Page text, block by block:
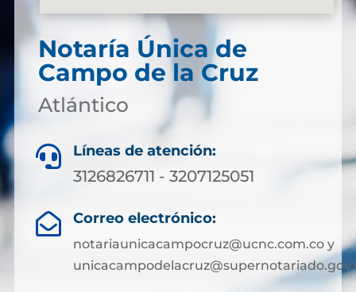
Notaría Única de
Campo de la Cruz
Atlántico
 Líneas de atención:
3126826711 - 3207125051
 Correo electrónico:
notariaunicacampocruz@ucnc.com.co y